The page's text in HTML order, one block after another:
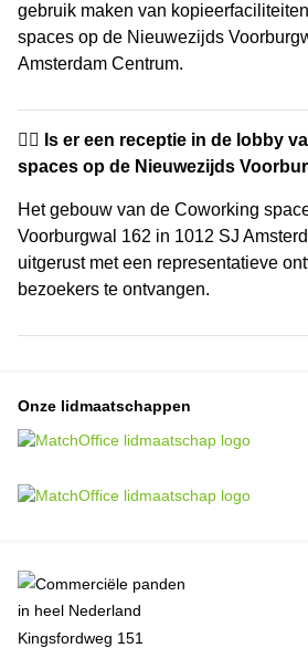
gebruik maken van
spaces op de Nieuwezijds
Amsterdam Centrum.
🙋‍♀️ Is er een receptie in de lobby
spaces op de Nieuwezijds
Het gebouw van de Coworking
Voorburgwal 162 in 1012 SJ
uitgerust met een representatieve
bezoekers te ontvangen.
Onze lidmaatschappen
Kingsfordweg 151